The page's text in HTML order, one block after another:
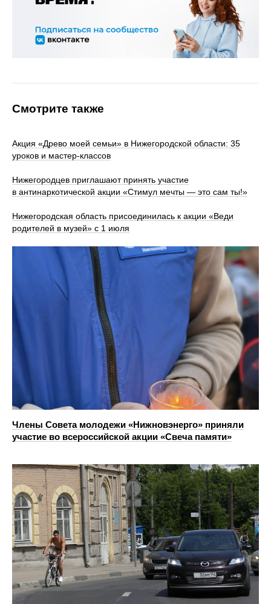
Смотрите также
Акция «Древо моей семьи» в Нижегородской области: 35
уроков и мастер‑классов
Нижегородцев приглашают принять участие
в антинаркотической акции «Стимул мечты — это сам ты!»
Нижегородская область присоединилась к акции «Веди
родителей в музей» с 1 июля
Члены Совета молодежи «Нижновэнерго» приняли
участие во всероссийской акции «Свеча памяти»